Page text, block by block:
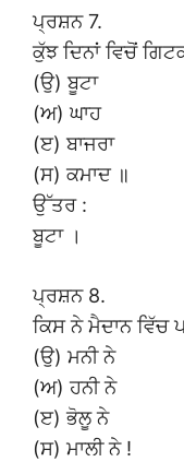
ਪ੍ਰਸ਼ਨ 7.
ਕੁੱਝ ਦਿਨਾਂ ਵਿਚੋਂ
(ਉ) ਬੂਟਾ
(ਅ) ਘਾਹ
(ੲ) ਬਾਜਰਾ
(ਸ) ਕਮਾਦ ॥
ਉੱਤਰ :
ਬੂਟਾ ।
ਪ੍ਰਸ਼ਨ 8.
ਕਿਸ ਨੇ ਮੈਦਾਨ ਵਿੱਚ
(ਉ) ਮਨੀ ਨੇ
(ਅ) ਹਨੀ ਨੇ
(ੲ) ਭੋਲੂ ਨੇ
(ਸ) ਮਾਲੀ ਨੇ !